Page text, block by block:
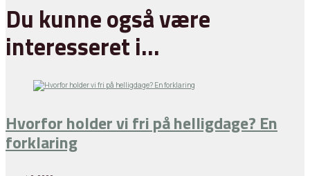
Du kunne også være
interesseret i…
Hvorfor holder vi fri på helligdage? En
forklaring